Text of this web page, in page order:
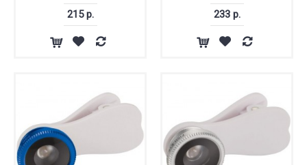
215 р. 233 р.